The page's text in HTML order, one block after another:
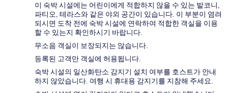
이 숙박 시설에는 어린이에게 적합하지 않을 수 있는 발코니,
파티오, 테라스와 같은 야외 공간이 있습니다. 이 부분이 염려
되시면 도착 전에 숙박 시설에 연락하여 적합한 객실을 이용
할 수 있는지 확인하시기 바랍니다.
무소음 객실이 보장되지는 않습니다.
등록된 고객만 객실에 허용됩니다.
숙박 시설의 일산화탄소 감지기 설치 여부를 호스트가 안내
하지 않았습니다. 여행 시 휴대용 감지기를 지참해 주세요.